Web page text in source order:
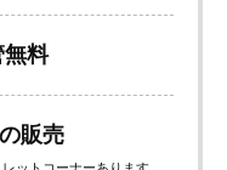
無料
販売